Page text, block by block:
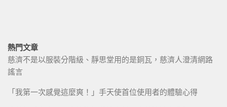
熱門文章
慈濟不是以服裝分階級、靜思堂用的是銅瓦，慈濟人澄清網路
謠言
「我第一次感覺這麼爽！」手天使首位使用者的體驗心得